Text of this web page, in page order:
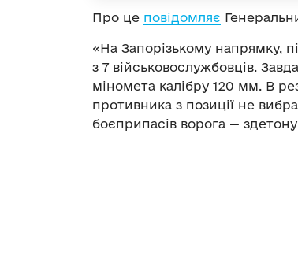
Про це повідомляє
«На Запорізькому напрямку,
з 7 військовослужбовців.
міномета калібру 120 мм. В
противника з позиції не
боєприпасів ворога —